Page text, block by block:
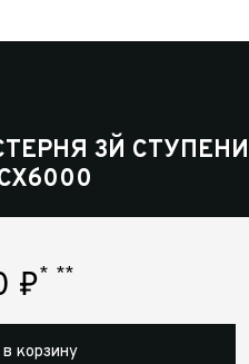
3Й СТУПЕНИ
₽* **
корзину